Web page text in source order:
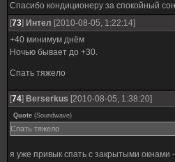
Спасибо кондиционеру за спокойный
[73] Интел [2010-08-05, 1:22:14]
+40 минимум днём
Ночью бывает до +30.
Спать тяжело
[74] Berserkus [2010-08-05, 1:38:20]
Quote (Soundwave)
Спать тяжело
я уже привык спать с закрытыми окнами